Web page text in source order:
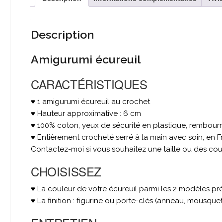
Description
Amigurumi écureuil
CARACTÉRISTIQUES
♥ 1 amigurumi écureuil au crochet
♥ Hauteur approximative : 6 cm
♥ 100% coton, yeux de sécurité en plastique,
♥ Entièrement crocheté serré à la main avec soin, en
Contactez-moi si vous souhaitez une taille ou des
CHOISISSEZ
♥ La couleur de votre écureuil parmi les 2 modèles
♥ La finition : figurine ou porte-clés (anneau,